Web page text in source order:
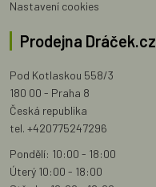
Nastavení cookies
Prodejna Dráček.cz
Pod Kotlaskou 558/3
180 00 - Praha 8
Česká republika
tel. +420775247296
Pondělí: 10:00 - 18:00
Úterý 10:00 - 18:00